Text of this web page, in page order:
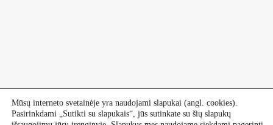
Mūsų interneto svetainėje yra naudojami slapukai (angl. cookies).
Pasirinkdami „Sutikti su slapukais“, jūs sutinkate su šių slapukų